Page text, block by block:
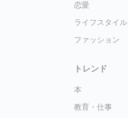
恋愛
ライフスタイル
ファッション
トレンド
本
教育・仕事